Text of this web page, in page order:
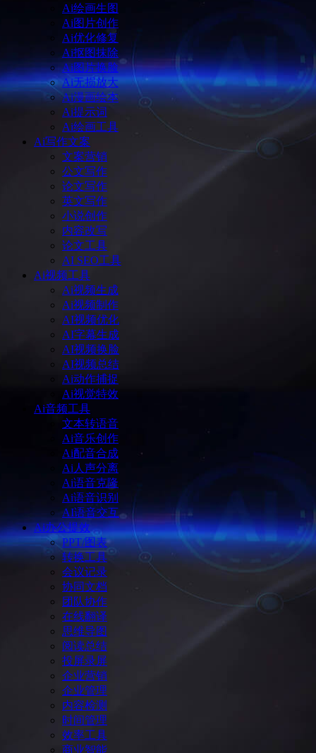
Ai绘画生图
Ai图片创作
Ai优化修复
Ai抠图抹除
Ai图片换脸
Ai无损放大
Ai漫画绘本
Ai提示词
Ai绘画工具
Ai写作文案
文案营销
公文写作
论文写作
英文写作
小说创作
内容改写
论文工具
AI SEO工具
Ai视频工具
Ai视频生成
Ai视频制作
AI视频优化
AI字幕生成
AI视频换脸
AI视频总结
Ai动作捕捉
Ai视觉特效
Ai音频工具
文本转语音
Ai音乐创作
Ai配音合成
Ai人声分离
Ai语音克隆
Ai语音识别
AI语音交互
Ai办公提效
PPT/图表
转换工具
会议记录
协同文档
团队协作
在线翻译
思维导图
阅读总结
投屏录屏
企业营销
企业管理
内容检测
时间管理
效率工具
商业智能